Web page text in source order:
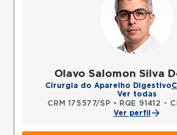
Olavo Salomon Silva
Cirurgia do Aparelho Digestivo
Ver todas
CRM 175577/SP •
RQE 91412 -
Ver perfil